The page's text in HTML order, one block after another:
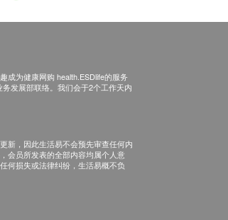
成为健康网购 health.ESDlife的服务
发展部联络。我们会于2个工作天内
新，因此生活易不会预先审查任何内
会员所发表的全部内容均属个人意
何损失或法律纠纷，生活易概不负